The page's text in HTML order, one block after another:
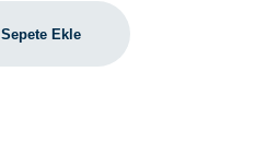
Sepete Ekle